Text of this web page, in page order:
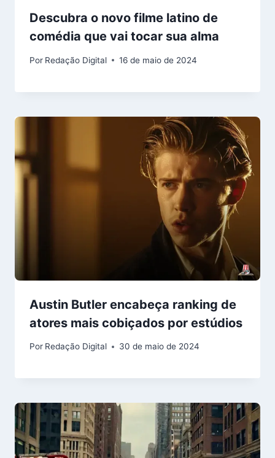
Descubra o novo filme latino de
comédia que vai tocar sua alma
Por Redação Digital 16 de maio de 2024
Austin Butler encabeça ranking de
atores mais cobiçados por estúdios
Por Redação Digital 30 de maio de 2024